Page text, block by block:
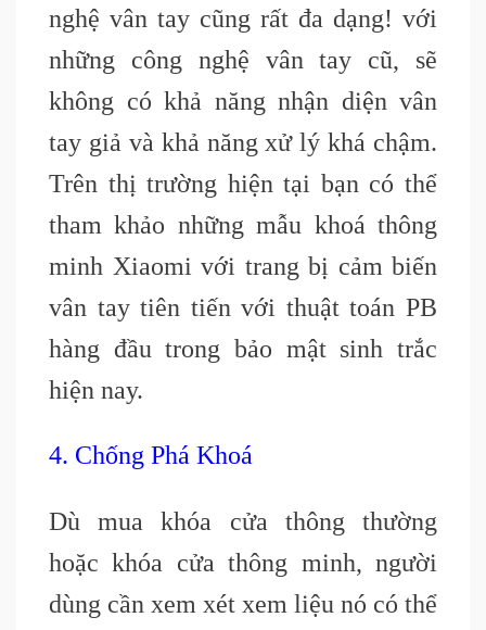
nghệ vân tay cũng rất đa dạng! với
những công nghệ vân tay cũ, sẽ
không có khả năng nhận diện vân
tay giả và khả năng xử lý khá chậm.
Trên thị trường hiện tại bạn có thể
tham khảo những mẫu khoá thông
minh Xiaomi với trang bị cảm biến
vân tay tiên tiến với thuật toán PB
hàng đầu trong bảo mật sinh trắc
hiện nay.
4. Chống Phá Khoá
Dù mua khóa cửa thông thường
hoặc khóa cửa thông minh, người
dùng cần xem xét xem liệu nó có thể